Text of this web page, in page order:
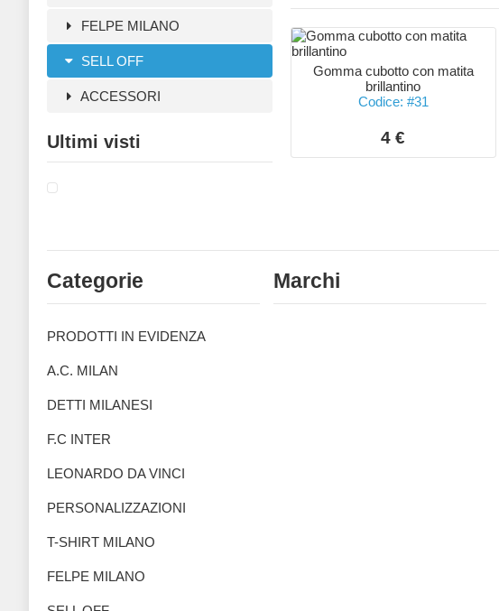
FELPE MILANO
SELL OFF
ACCESSORI
Ultimi visti
Gomma cubotto con matita
brillantino
Codice: #31
4 €
Categorie
PRODOTTI IN EVIDENZA
A.C. MILAN
DETTI MILANESI
F.C INTER
LEONARDO DA VINCI
PERSONALIZZAZIONI
T-SHIRT MILANO
FELPE MILANO
Marchi